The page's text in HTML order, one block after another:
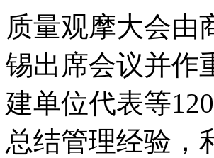
质量观摩大会由
锡出席会议并作
建单位代表等
总结管理经验，